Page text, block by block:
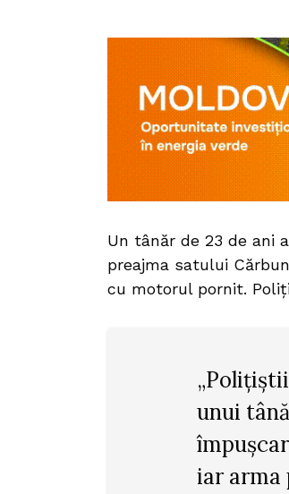
Un tânăr de 23 de ani
preajma satului
cu motorul pornit.
unui
iar arma